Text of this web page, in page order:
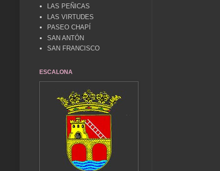
LAS PEÑICAS
LAS VIRTUDES
PASEO CHAPÍ
SAN ANTÓN
SAN FRANCISCO
ESCALONA